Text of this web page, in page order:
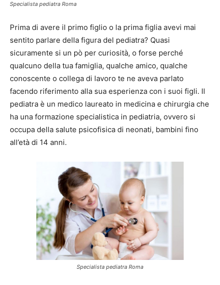
Specialista pediatra Roma
Prima di avere il primo figlio o la prima figlia avevi mai
sentito parlare della figura del pediatra? Quasi
sicuramente si un pò per curiosità, o forse perché
qualcuno della tua famiglia, qualche amico, qualche
conoscente o collega di lavoro te ne aveva parlato
facendo riferimento alla sua esperienza con i suoi figli. Il
pediatra è un medico laureato in medicina e chirurgia che
ha una formazione specialistica in pediatria, ovvero si
occupa della salute psicofisica di neonati, bambini fino
all’età di 14 anni.
Specialista pediatra Roma